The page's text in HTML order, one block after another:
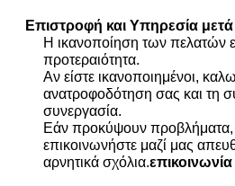
Επιστροφή και Υπηρεσία
Η ικανοποίηση των πελατών
προτεραιότητα.
Αν είστε ικανοποιημένοι,
ανατροφοδότηση σας και τη
συνεργασία.
Εάν προκύψουν
επικοινωνήστε μαζί μας
αρνητικά σχόλια.